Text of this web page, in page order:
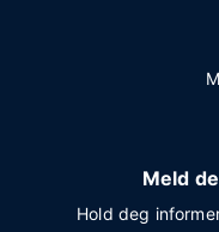
Meld
Hold deg